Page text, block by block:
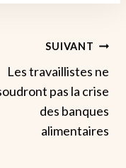
SUIVANT
Les travaillistes ne
pas la crise
des banques
alimentaires